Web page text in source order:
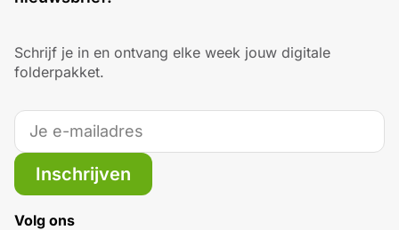
Schrijf je in en ontvang elke week jouw digitale
folderpakket.
Inschrijven
Volg ons